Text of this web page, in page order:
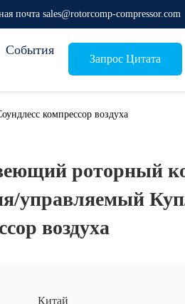
почта sales@rotorcomp-compressor.com
События
Запрос Цитата
компрессор воздуха
роторный
управляемый
воздуха
Китай